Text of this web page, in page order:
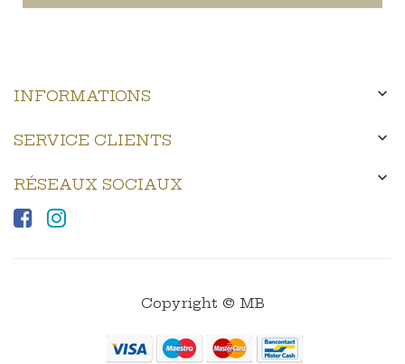
INFORMATIONS 
SERVICE CLIENTS 
RÉSEAUX SOCIAUX 
Copyright © MB